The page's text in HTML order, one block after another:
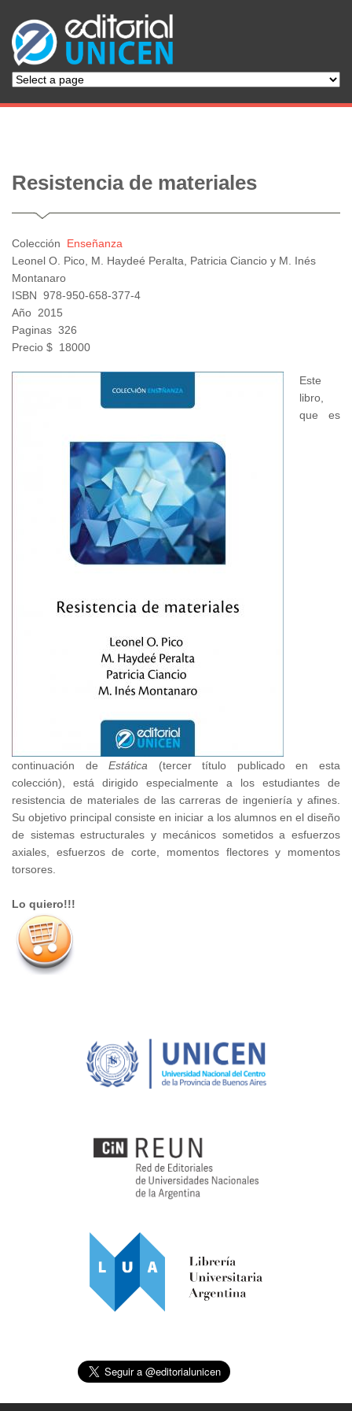
Resistencia de materiales
Colección Enseñanza
Leonel O. Pico, M. Haydeé Peralta, Patricia Ciancio y M. Inés
Montanaro
ISBN 978-950-658-377-4
Año 2015
Paginas 326
Precio $ 18000
Este
libro,
que es
continuación deEstática (tercer título publicado en esta
colección), está dirigido especialmente a los estudiantes de
resistencia de materiales de las carreras de ingeniería y afines.
Su objetivo principal consiste en iniciar a los alumnos en el diseño
de sistemas estructurales y mecánicos sometidos a esfuerzos
axiales, esfuerzos de corte, momentos flectores y momentos
torsores.
Lo quiero!!!